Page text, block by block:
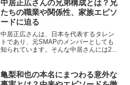
興味を持つ人が増えてい...
中居正広さんの兄弟構成とは？兄
たちの職業や関係性、家族エピソ
ードに迫る
中居正広さんは、日本を代表するタレン
トであり、元SMAPのメンバーとしても
知られています。そんな中居さんには2人
ちの職業、家族関係にまつわるエピソー
ドを深掘りしていきま...
亀梨和也の本名にまつわる意外な